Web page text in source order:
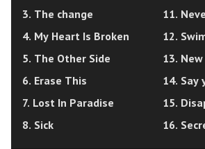
3. The change
4. My Heart Is Broken
5. The Other Side
6. Erase This
7. Lost In Paradise
8. Sick
11.
12.
13.
14. Say
15.
16.